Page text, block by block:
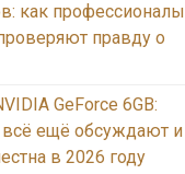
как профессионалы
правду о
GeForce 6GB:
всё ещё обсуждают и
в 2026 году